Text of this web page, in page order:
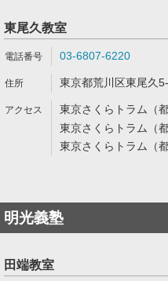
東尾久教室
03-6807-6220
東京都荒川区東尾久
東京さくらトラム（
東京さくらトラム（
東京さくらトラム（
明光義塾
田端教室